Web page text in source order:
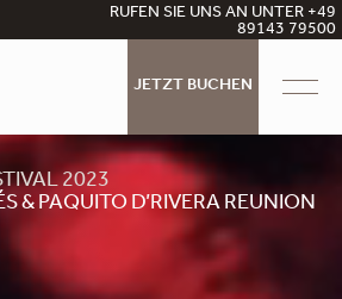
RUFEN SIE UNS AN UNTER +49
89143 79500
JETZT BUCHEN
2023
& PAQUITO D’RIVERA REUNION